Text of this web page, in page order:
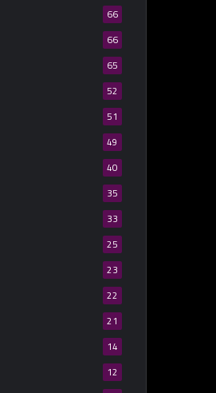
66
66
65
52
51
49
40
35
33
25
23
22
21
14
12